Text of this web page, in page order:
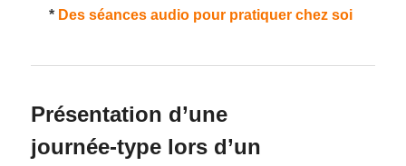
* Des séances audio pour pratiquer chez soi
Présentation d’une
journée-type lors d’un